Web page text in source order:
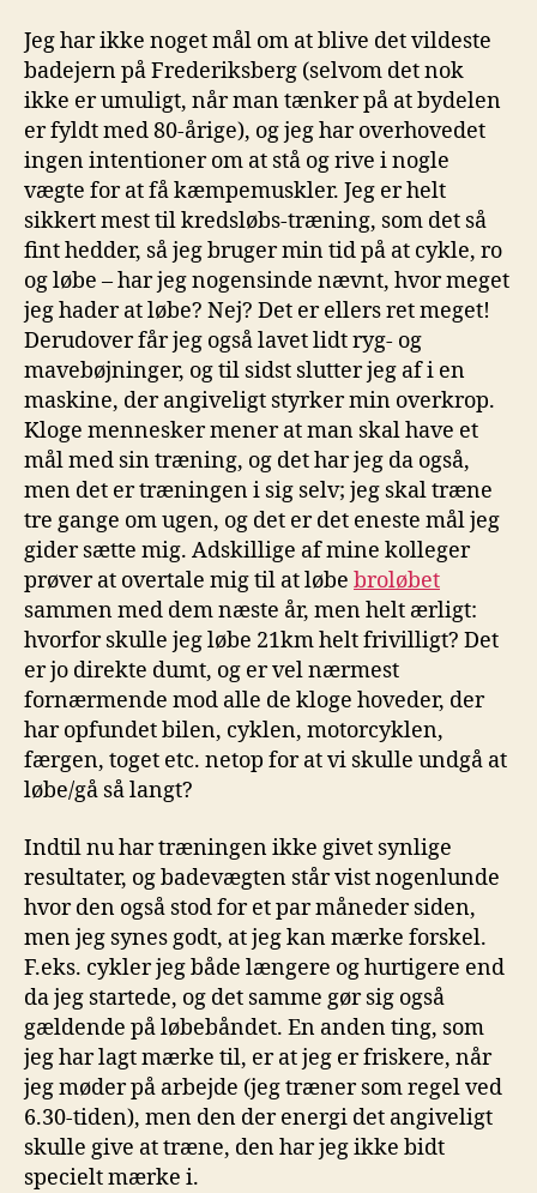
Jeg har ikke noget mål om at blive det vildeste
badejern på Frederiksberg (selvom det nok
ikke er umuligt, når man tænker på at bydelen
er fyldt med 80-årige), og jeg har overhovedet
ingen intentioner om at stå og rive i nogle
vægte for at få kæmpemuskler. Jeg er helt
sikkert mest til kredsløbs-træning, som det så
fint hedder, så jeg bruger min tid på at cykle, ro
og løbe – har jeg nogensinde nævnt, hvor meget
jeg hader at løbe? Nej? Det er ellers ret meget!
Derudover får jeg også lavet lidt ryg- og
mavebøjninger, og til sidst slutter jeg af i en
maskine, der angiveligt styrker min overkrop.
Kloge mennesker mener at man skal have et
mål med sin træning, og det har jeg da også,
men det er træningen i sig selv; jeg skal træne
tre gange om ugen, og det er det eneste mål jeg
gider sætte mig. Adskillige af mine kolleger
prøver at overtale mig til at løbe broløbet
sammen med dem næste år, men helt ærligt:
hvorfor skulle jeg løbe 21km helt frivilligt? Det
er jo direkte dumt, og er vel nærmest
fornærmende mod alle de kloge hoveder, der
har opfundet bilen, cyklen, motorcyklen,
færgen, toget etc. netop for at vi skulle undgå at
løbe/gå så langt?
Indtil nu har træningen ikke givet synlige
resultater, og badevægten står vist nogenlunde
hvor den også stod for et par måneder siden,
men jeg synes godt, at jeg kan mærke forskel.
F.eks. cykler jeg både længere og hurtigere end
da jeg startede, og det samme gør sig også
gældende på løbebåndet. En anden ting, som
jeg har lagt mærke til, er at jeg er friskere, når
jeg møder på arbejde (jeg træner som regel ved
6.30-tiden), men den der energi det angiveligt
skulle give at træne, den har jeg ikke bidt
specielt mærke i.